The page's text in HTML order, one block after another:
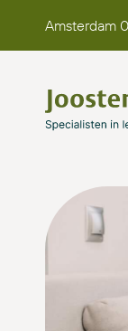
Amsterdam